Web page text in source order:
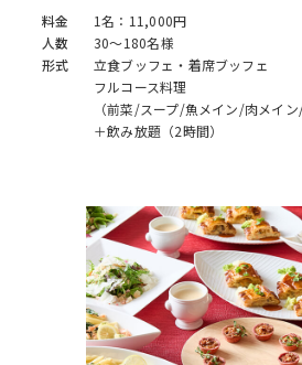
料金
1名：11,000円
人数
30～180名様
形式
立食ブッフェ・着席ブッフェ
フルコース料理
（前菜/スープ/魚メイン/肉メイン
＋飲み放題（2時間）